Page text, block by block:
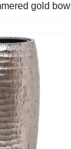
gold bowl